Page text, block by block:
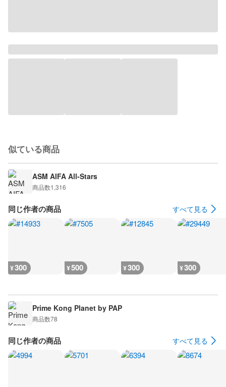
似ている商品
ASM AIFA All-Stars
商品数1,316
同じ作者の商品 すべて見る
¥300 ¥500 ¥300 ¥300
Prime Kong Planet by PAP
商品数78
同じ作者の商品 すべて見る